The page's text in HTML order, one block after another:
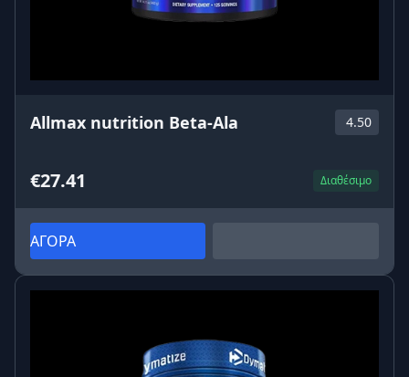
Allmax nutrition Beta-Ala 4.50
€27.41 Διαθέσιμο
ΑΓΟΡΑ